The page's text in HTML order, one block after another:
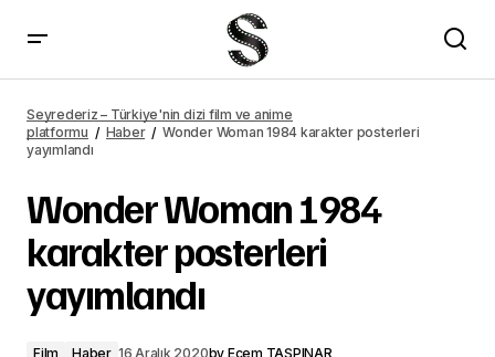
Seyrederiz – Türkiye'nin dizi film ve anime
platformu
Haber
Wonder Woman 1984 karakter posterleri
yayımlandı
Wonder Woman 1984
karakter posterleri
yayımlandı
Film Haber 16 Aralık 2020by Ecem TAŞPINAR